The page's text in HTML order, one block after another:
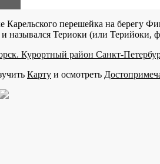
перешейка на берегу
назывался Териоки (или Терийоки,
Карту и осмотреть